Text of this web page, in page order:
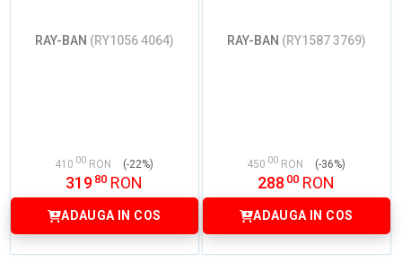
RAY-BAN (RY1056 4064)
410 00 RON (-22%)
319 80 RON
ADAUGA IN COS
RAY-BAN (RY1587 3769)
450 00 RON (-36%)
288 00 RON
ADAUGA IN COS